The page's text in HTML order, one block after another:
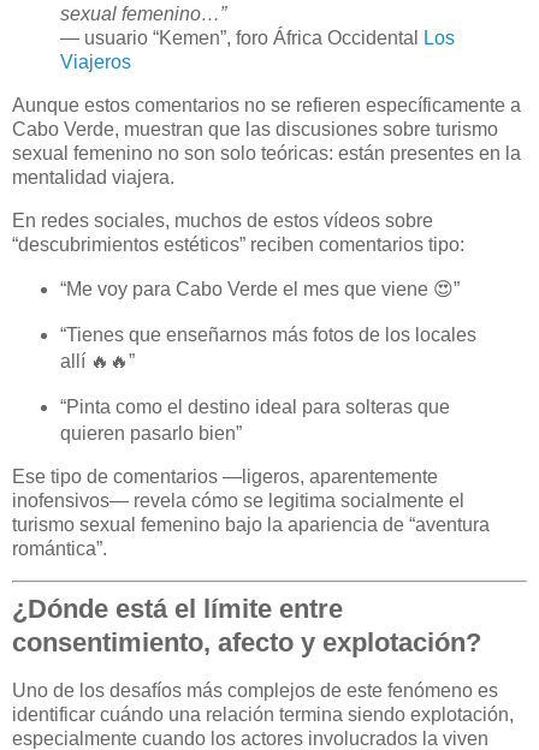
sexual femenino…”
— usuario “Kemen”, foro África Occidental
Los
Viajeros
Aunque estos comentarios no se refieren específicamente a
Cabo Verde, muestran que las discusiones sobre turismo
sexual femenino no son solo teóricas: están presentes en la
mentalidad viajera.
En redes sociales, muchos de estos vídeos sobre
“descubrimientos estéticos” reciben comentarios tipo:
“Me voy para Cabo Verde el mes que viene 😍”
“Tienes que enseñarnos más fotos de los locales
allí 🔥🔥”
“Pinta como el destino ideal para solteras que
quieren pasarlo bien”
Ese tipo de comentarios —ligeros, aparentemente
inofensivos— revela cómo se legitima socialmente el
turismo sexual femenino bajo la apariencia de “aventura
romántica”.
¿Dónde está el límite entre
consentimiento, afecto y explotación?
Uno de los desafíos más complejos de este fenómeno es
identificar cuándo una relación termina siendo explotación,
especialmente cuando los actores involucrados la viven